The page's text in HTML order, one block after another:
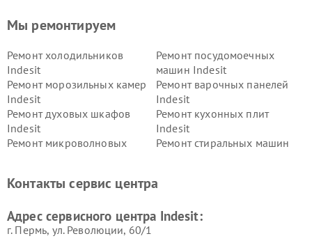
Мы ремонтируем
Ремонт холодильников
Indesit
Ремонт посудомоечных
машин Indesit
Ремонт морозильных камер
Indesit
Ремонт варочных панелей
Indesit
Ремонт духовых шкафов
Indesit
Ремонт кухонных плит
Indesit
Ремонт микроволновых
Ремонт стиральных машин
Indesit
Indesit
Контакты сервис центра
Адрес сервисного центра Indesit:
г. Пермь, ул. ​Революции, 60/1